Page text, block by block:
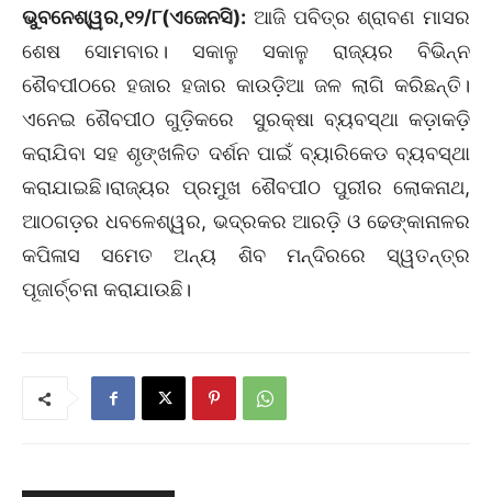
ଭୁବନେଶ୍ୱର,୧୨/୮(ଏଜେନସି): ଆଜି ପବିତ୍ର ଶ୍ରାବଣ ମାସର
ଶେଷ ସୋମବାର। ସକାଳୁ ସକାଳୁ ରାଜ୍ୟର ବିଭିନ୍ନ
ଶୈବପୀଠରେ ହଜାର ହଜାର କାଉଡ଼ିଆ ଜଳ ଲାଗି କରିଛନ୍ତି।
ଏନେଇ ଶୈବପୀଠ ଗୁଡ଼ିକରେ ସୁରକ୍ଷା ବ୍ୟବସ୍ଥା କଡ଼ାକଡ଼ି
କରାଯିବା ସହ ଶୃଙ୍ଖଳିତ ଦର୍ଶନ ପାଇଁ ବ୍ୟାରିକେଡ ବ୍ୟବସ୍ଥା
କରାଯାଇଛି।ରାଜ୍ୟର ପ୍ରମୁଖ ଶୈବପୀଠ ପୁରୀର ଲୋକନାଥ,
ଆଠଗଡ଼ର ଧବଳେଶ୍ୱର, ଭଦ୍ରକର ଆରଡ଼ି ଓ ଢେଙ୍କାନାଳର
କପିଳାସ ସମେତ ଅନ୍ୟ ଶିବ ମନ୍ଦିରରେ ସ୍ୱତନ୍ତ୍ର
ପୂଜାର୍ଚ୍ଚନା କରାଯାଉଛି।